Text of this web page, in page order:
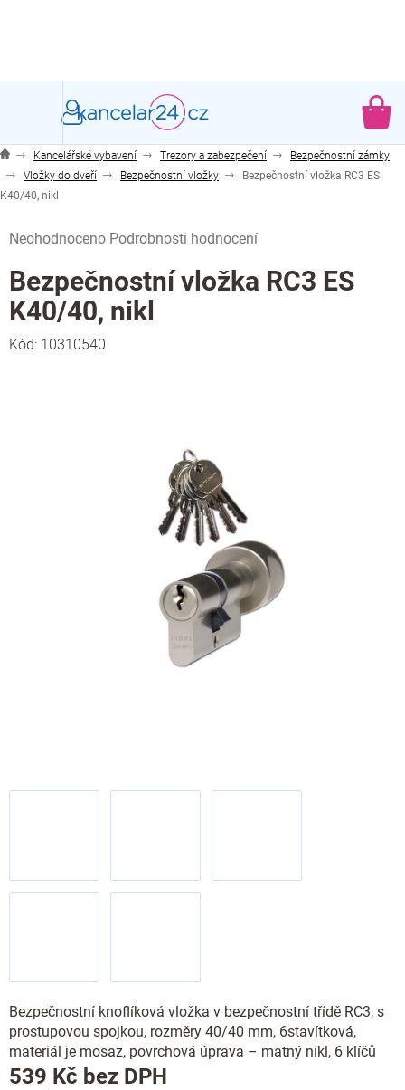
Kancelářské vybavení Trezory a zabezpečení
Bezpečnostní zámky
Vložky do dveří
Bezpečnostní vložky
Bezpečnostní vložka RC3 ES
K40/40, nikl
hodnocení
produktu
je
0,0
z
5
Neohodnoceno Podrobnosti hodnocení
Bezpečnostní vložka RC3 ES
K40/40, nikl
Kód: 10310540
Bezpečnostní knoflíková vložka v bezpečnostní třídě RC3, s
prostupovou spojkou, rozměry 40/40 mm, 6stavítková,
materiál je mosaz, povrchová úprava – matný nikl, 6 klíčů
539 Kč bez DPH